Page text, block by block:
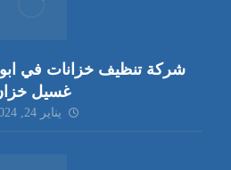
غسيل
يناير 24, 2024